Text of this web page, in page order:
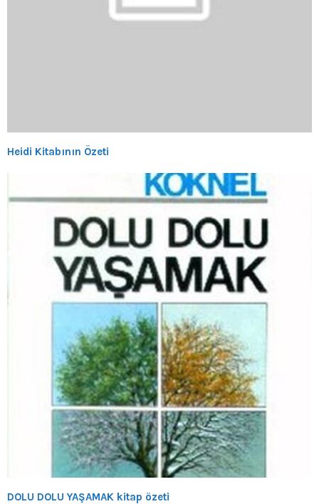
Heidi Kitabının Özeti
DOLU DOLU YAŞAMAK kitap özeti